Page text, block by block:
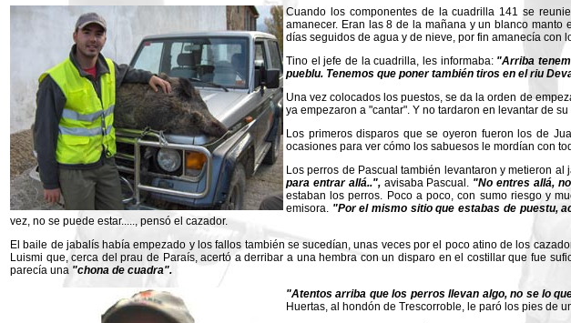
Cuando los componentes de la cuadrilla 141 se
amanecer. Eran las 8 de la mañana y un blanco
días seguidos de agua y de nieve, por fin amanecía con
Tino el jefe de la cuadrilla, les informaba: "Arriba
pueblu. Tenemos que poner también tiros en el riu
Una vez colocados los puestos, se da la orden de
ya empezaron a "cantar". Y no tardaron en levantar de
Los primeros disparos que se oyeron fueron los de
ocasiones para ver cómo los sabuesos le mordían con
Los perros de Pascual también levantaron y metieron
para entrar allá..",avisaba Pascual. "No entres allá,
estaban los perros. Poco a poco, con sumo riesgo y
emisora. "Por el mismo sitio que estabas de puestu,
vez, no se puede estar....., pensó el cazador.
El baile de jabalís había empezado y los fallos también se sucedían, unas veces por el poco atino de los
Luismi que, cerca del prau de Paraís, acertó a derribar a una hembra con un disparo en el costillar que fue
parecía una "chona de cuadra".
"Atentos arriba que los perros llevan algo, no se lo
Huertas, al hondón de Trescorroble, le paró los pies de